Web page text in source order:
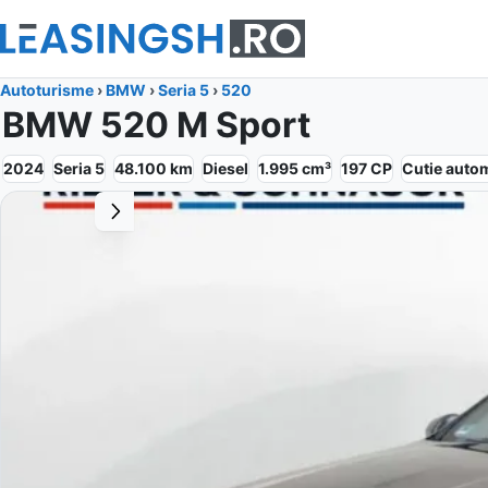
Autoturisme ›BMW ›Seria 5 › 520
BMW 520 M Sport
2024 Seria 5 48.100 km Diesel 1.995cm³ 197CP Cutie